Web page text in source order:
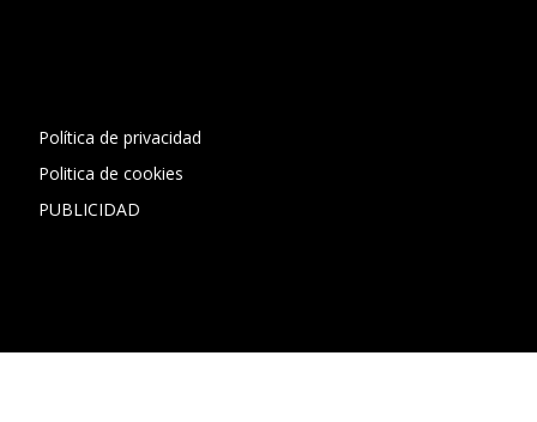
Política de privacidad
Politica de cookies
PUBLICIDAD